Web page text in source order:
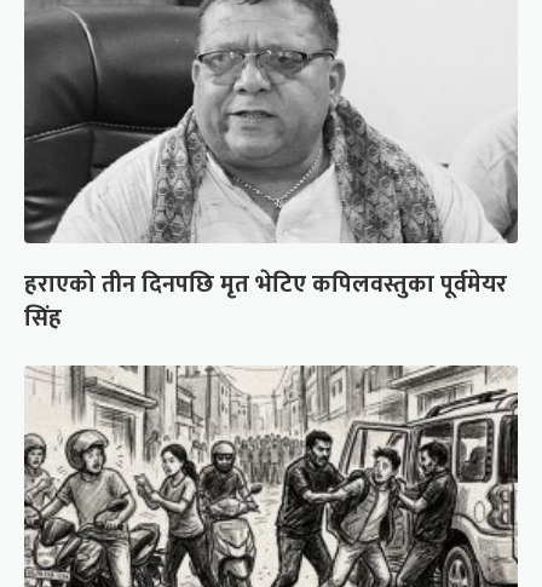
हराएको तीन दिनपछि मृत भेटिए कपिलवस्तुका पूर्वमेयर
सिंह